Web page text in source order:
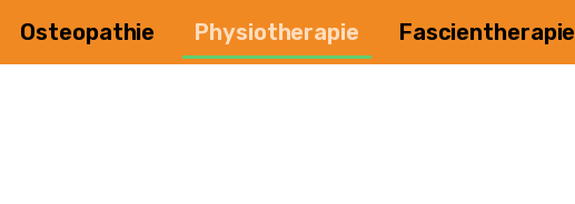
Osteopathie Physiotherapie Fascientherapie